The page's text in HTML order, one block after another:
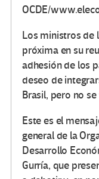
OCDE/
Los ministros de
próxima en su
adhesión de los
deseo de
Brasil, pero no
Este es el
general de la
Desarrollo
Gurría, que